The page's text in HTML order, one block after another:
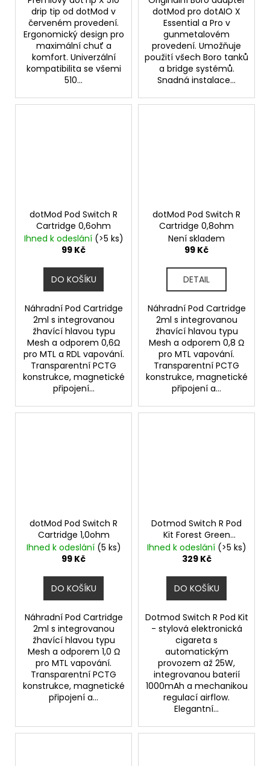
drip tip od dotMod v
červeném provedení.
Ergonomický design pro
maximální chuť a
komfort. Univerzální
kompatibilita se všemi
510...
dotMod pro dotAIO X
Essential a Pro v
gunmetalovém
provedení. Umožňuje
použití všech Boro tanků
a bridge systémů.
Snadná instalace...
dotMod Pod Switch R
Cartridge 0,6ohm
Ihned k odeslání (>5 ks)
99 Kč
DO KOŠÍKU
Náhradní Pod Cartridge
2ml s integrovanou
žhavící hlavou typu
Mesh a odporem 0,6Ω
pro MTL a RDL vapování.
Transparentní PCTG
konstrukce, magnetické
připojení...
dotMod Pod Switch R
Cartridge 0,8ohm
Není skladem
99 Kč
DETAIL
Náhradní Pod Cartridge
2ml s integrovanou
žhavící hlavou typu
Mesh a odporem 0,8 Ω
pro MTL vapování.
Transparentní PCTG
konstrukce, magnetické
připojení a...
dotMod Pod Switch R
Cartridge 1,0ohm
Ihned k odeslání (5 ks)
99 Kč
DO KOŠÍKU
Náhradní Pod Cartridge
2ml s integrovanou
žhavící hlavou typu
Mesh a odporem 1,0 Ω
pro MTL vapování.
Transparentní PCTG
konstrukce, magnetické
připojení a...
Dotmod Switch R Pod
Kit Forest Green
1000mAh
Ihned k odeslání (>5 ks)
329 Kč
DO KOŠÍKU
Dotmod Switch R Pod Kit
- stylová elektronická
cigareta s
automatickým
provozem až 25W,
integrovanou baterií
1000mAh a mechanikou
regulací airflow.
Elegantní...